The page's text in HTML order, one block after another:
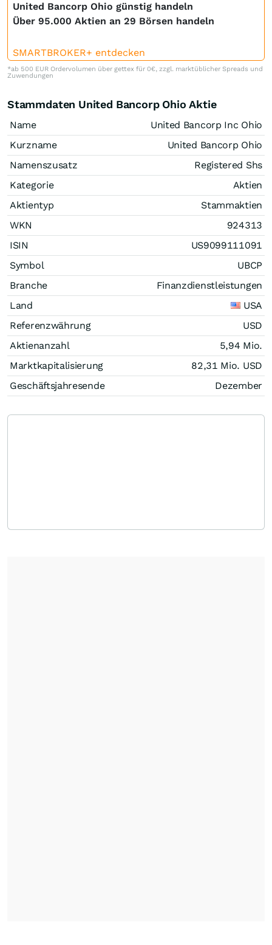
United Bancorp Ohio günstig handeln
Über 95.000 Aktien an 29 Börsen handeln
SMARTBROKER+ entdecken
*ab 500 EUR Ordervolumen über gettex für 0€, zzgl. marktüblicher Spreads und
Zuwendungen
Stammdaten United Bancorp Ohio Aktie
Name
United Bancorp Inc Ohio
Kurzname
United Bancorp Ohio
Namenszusatz
Registered Shs
Kategorie
Aktien
Aktientyp
Stammaktien
WKN
924313
ISIN
US9099111091
Symbol
UBCP
Branche
Finanzdienstleistungen
Land
USA
Referenzwährung
USD
Aktienanzahl
5,94 Mio.
Marktkapitalisierung
82,31 Mio. USD
Geschäftsjahresende
Dezember